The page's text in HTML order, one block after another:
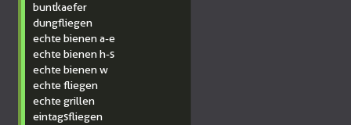
buntkaefer
dungfliegen
echte bienen a-e
echte bienen h-s
echte bienen w
echte fliegen
echte grillen
eintagsfliegen